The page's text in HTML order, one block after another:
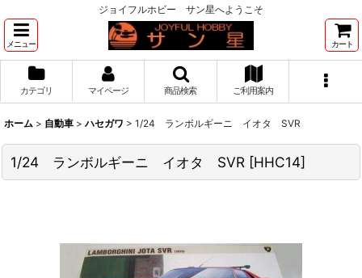
ジョイフルホビー サン星へようこそ
メニュー カート
カテゴリ マイページ 商品検索 ご利用案内
ホーム > 自動車 > ハセガワ > 1/24 ランボルギーニ イオタ SVR
1/24 ランボルギーニ イオタ SVR [HHC14]